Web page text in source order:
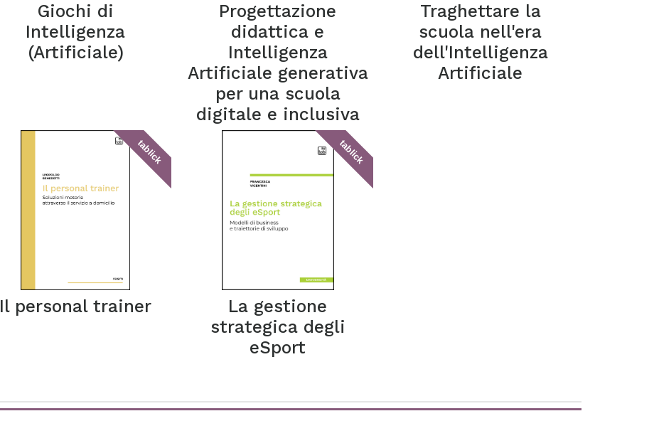
Giochi di
Intelligenza
(Artificiale)
Progettazione
didattica e
Intelligenza
Artificiale generativa
per una scuola
digitale e inclusiva
Traghettare la
scuola nell'era
dell'Intelligenza
Artificiale
tablick
Il personal trainer
tablick
La gestione
strategica degli
eSport